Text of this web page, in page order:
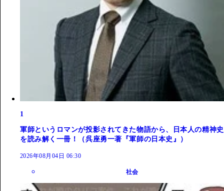
1
軍師というロマンが投影されてきた物語から、日本人の精神史
を読み解く一冊！（呉座勇一著『軍師の日本史』）
2026年08月04日 06:30
社会